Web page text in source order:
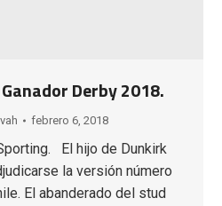
Derby 2018.
vah febrero 6, 2018
El hijo de Dunkirk
la versión número
El abanderado del stud